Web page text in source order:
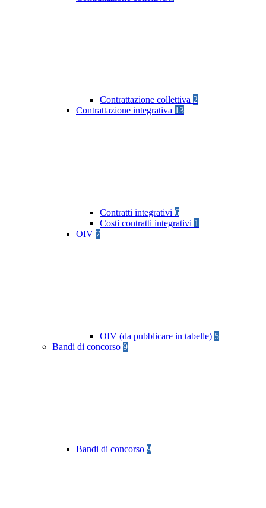
Contrattazione collettiva 2
Contrattazione integrativa 13
Contratti integrativi 6
Costi contratti integrativi 1
OIV 7
OIV (da pubblicare in tabelle) 5
Bandi di concorso 9
Bandi di concorso 9